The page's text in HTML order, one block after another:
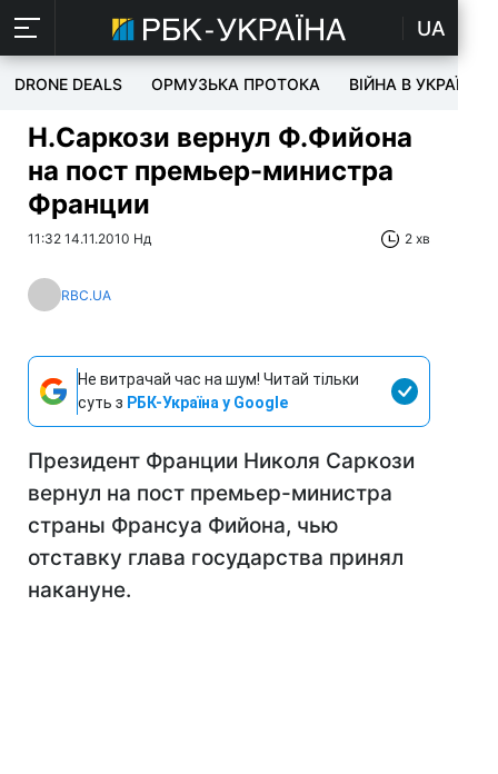
UA
DRONE DEALS ОРМУЗЬКА ПРОТОКА ВІЙНА В УКРАЇНІ
Н.Саркози вернул Ф.Фийона
на пост премьер-министра
Франции
11:32 14.11.2010 Нд 2 хв
RBC.UA
Не витрачай час на шум! Читай тільки
суть з РБК-Україна у Google
Президент Франции Николя Саркози
вернул на пост премьер-министра
страны Франсуа Фийона, чью
отставку глава государства принял
накануне.